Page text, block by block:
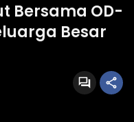
Bersama OD-
Besar